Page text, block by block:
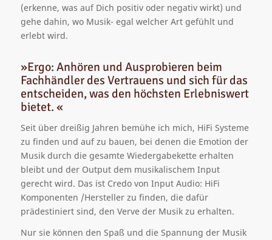
(erkenne, was auf Dich positiv oder negativ wirkt) und
gehe dahin, wo Musik- egal welcher Art gefühlt und
erlebt wird.
»Ergo: Anhören und Ausprobieren beim
Fachhändler des Vertrauens und sich für das
entscheiden, was den höchsten Erlebniswert
bietet. «
Seit über dreißig Jahren bemühe ich mich, HiFi Systeme
zu finden und auf zu bauen, bei denen die Emotion der
Musik durch die gesamte Wiedergabekette erhalten
bleibt und der Output dem musikalischem Input
gerecht wird. Das ist Credo von Input Audio: HiFi
Komponenten /Hersteller zu finden, die dafür
prädestiniert sind, den Verve der Musik zu erhalten.
Nur sie können den Spaß und die Spannung der Musik